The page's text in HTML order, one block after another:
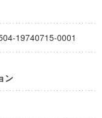
ラム市民社会ガバナンス
ラム論理と感性の先端的
ム「超成熟社会発展のサ
19740715-0001
ン